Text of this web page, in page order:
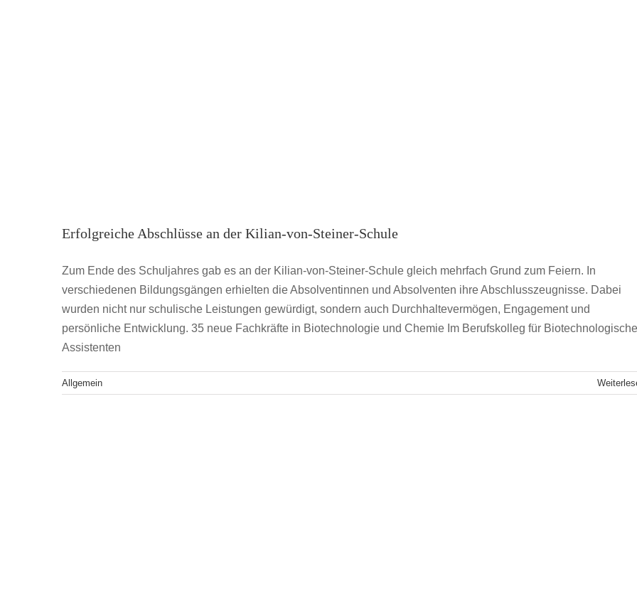
Erfolgreiche Abschlüsse an der Kilian-von-Steiner-Schule
Zum Ende des Schuljahres gab es an der Kilian-von-Steiner-Schule gleich mehrfach Grund zum Feiern. In
verschiedenen Bildungsgängen erhielten die Absolventinnen und Absolventen ihre Abschlusszeugnisse. Dabei
wurden nicht nur schulische Leistungen gewürdigt, sondern auch Durchhaltevermögen, Engagement und
persönliche Entwicklung. 35 neue Fachkräfte in Biotechnologie und Chemie Im Berufskolleg für Biotechnologische
Assistenten
Allgemein
Der Weg in neue Abenteuer kann starten!